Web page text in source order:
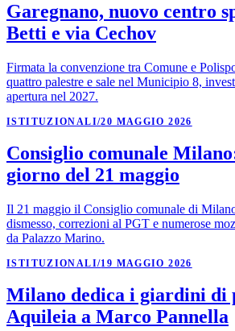
Garegnano, nuovo centro
Betti e via Cechov
Firmata la convenzione tra Comune e
quattro palestre e sale nel Municipio 8,
apertura nel 2027.
ISTITUZIONALI/20 MAGGIO 2026
Consiglio comunale
giorno del 21 maggio
Il 21 maggio il Consiglio comunale di
dismesso, correzioni al PGT e numerose
da Palazzo Marino.
ISTITUZIONALI/19 MAGGIO 2026
Milano dedica i giardini di
Aquileia a Marco Pannella